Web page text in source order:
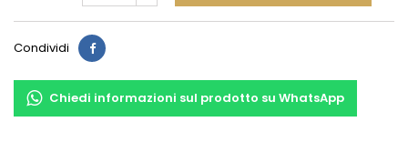
Condividi Condividi
Chiedi informazioni sul prodotto su WhatsApp